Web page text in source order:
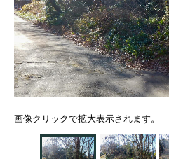
画像クリックで拡大表示されます。